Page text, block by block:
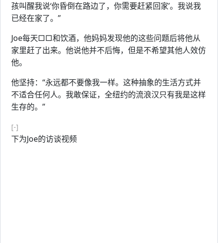
孩叫醒我说‘你昏倒在路边了，你需要赶紧回家’。我说我
已经在家了。”
Joe每天□□和饮酒，他妈妈发现他的这些问题后将他从
家里赶了出来。他说他并不后悔，但是不希望其他人效仿
他。
他坚持：“永远都不要像我一样。这种抽象的生活方式并
不适合任何人。我敢保证，全纽约的流浪汉只有我是这样
生存的。”
[-]
下为Joe的访谈视频